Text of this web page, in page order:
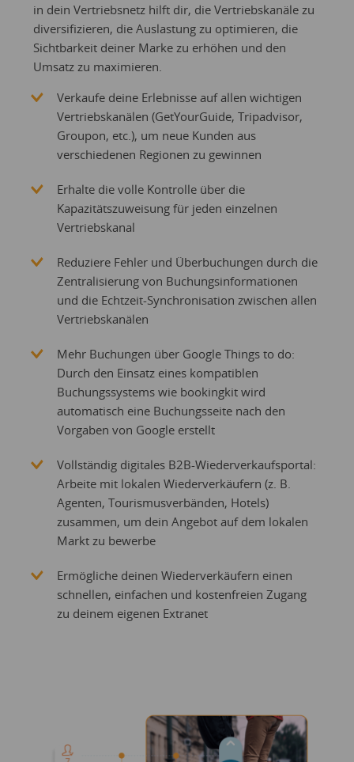
in dein Vertriebsnetz hilft dir, die Vertriebskanäle zu
diversifizieren, die Auslastung zu optimieren, die
Sichtbarkeit deiner Marke zu erhöhen und den
Umsatz zu maximieren.
Verkaufe deine Erlebnisse auf allen wichtigen
Vertriebskanälen (GetYourGuide, Tripadvisor,
Groupon, etc.), um neue Kunden aus
verschiedenen Regionen zu gewinnen
Erhalte die volle Kontrolle über die
Kapazitätszuweisung für jeden einzelnen
Vertriebskanal
Reduziere Fehler und Überbuchungen durch die
Zentralisierung von Buchungsinformationen
und die Echtzeit-Synchronisation zwischen allen
Vertriebskanälen
Mehr Buchungen über Google Things to do:
Durch den Einsatz eines kompatiblen
Buchungssystems wie bookingkit wird
automatisch eine Buchungsseite nach den
Vorgaben von Google erstellt
Vollständig digitales B2B-Wiederverkaufsportal:
Arbeite mit lokalen Wiederverkäufern (z. B.
Agenten, Tourismusverbänden, Hotels)
zusammen, um dein Angebot auf dem lokalen
Markt zu bewerbe
Ermögliche deinen Wiederverkäufern einen
schnellen, einfachen und kostenfreien Zugang
zu deinem eigenen Extranet